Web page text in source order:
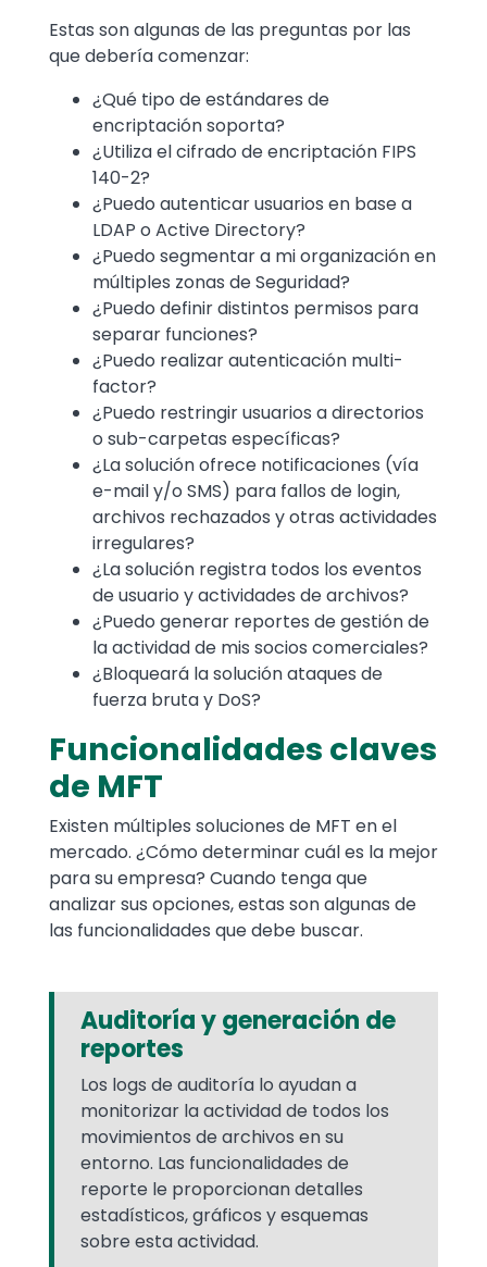
Estas son algunas de las preguntas por las
que debería comenzar:
¿Qué tipo de estándares de
encriptación soporta?
¿Utiliza el cifrado de encriptación FIPS
140-2?
¿Puedo autenticar usuarios en base a
LDAP o Active Directory?
¿Puedo segmentar a mi organización en
múltiples zonas de Seguridad?
¿Puedo definir distintos permisos para
separar funciones?
¿Puedo realizar autenticación multi-
factor?
¿Puedo restringir usuarios a directorios
o sub-carpetas específicas?
¿La solución ofrece notificaciones (vía
e-mail y/o SMS) para fallos de login,
archivos rechazados y otras actividades
irregulares?
¿La solución registra todos los eventos
de usuario y actividades de archivos?
¿Puedo generar reportes de gestión de
la actividad de mis socios comerciales?
¿Bloqueará la solución ataques de
fuerza bruta y DoS?
Funcionalidades claves
de MFT
Existen múltiples soluciones de MFT en el
mercado. ¿Cómo determinar cuál es la mejor
para su empresa? Cuando tenga que
analizar sus opciones, estas son algunas de
las funcionalidades que debe buscar.
Auditoría y generación de
reportes
Los logs de auditoría lo ayudan a
monitorizar la actividad de todos los
movimientos de archivos en su
entorno. Las funcionalidades de
reporte le proporcionan detalles
estadísticos, gráficos y esquemas
sobre esta actividad.